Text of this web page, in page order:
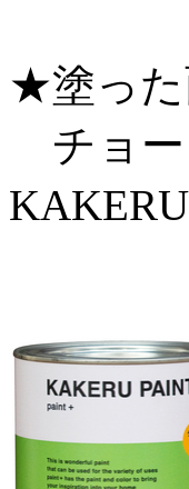
★塗っ
チョー
KAKERU